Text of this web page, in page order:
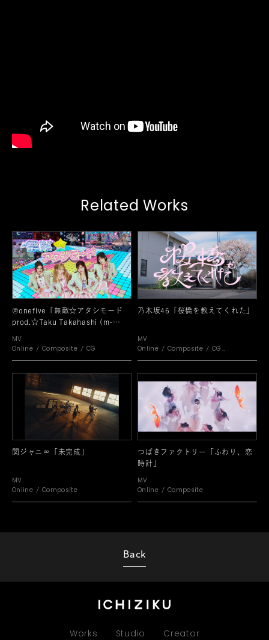
Related Works
@​onefive「無敵☆アタシモード
prod.☆Taku Takahashi (m-
MV
Online
Composite CG
乃木坂46「桜橋を教えてくれた」
MV
Online
Composite
CG
関ジャニ∞「未完成」
MV
Online
Composite
つばきファクトリー「ふわり、恋
時計」
MV
Online
Composite
Back
Works Studio Creator